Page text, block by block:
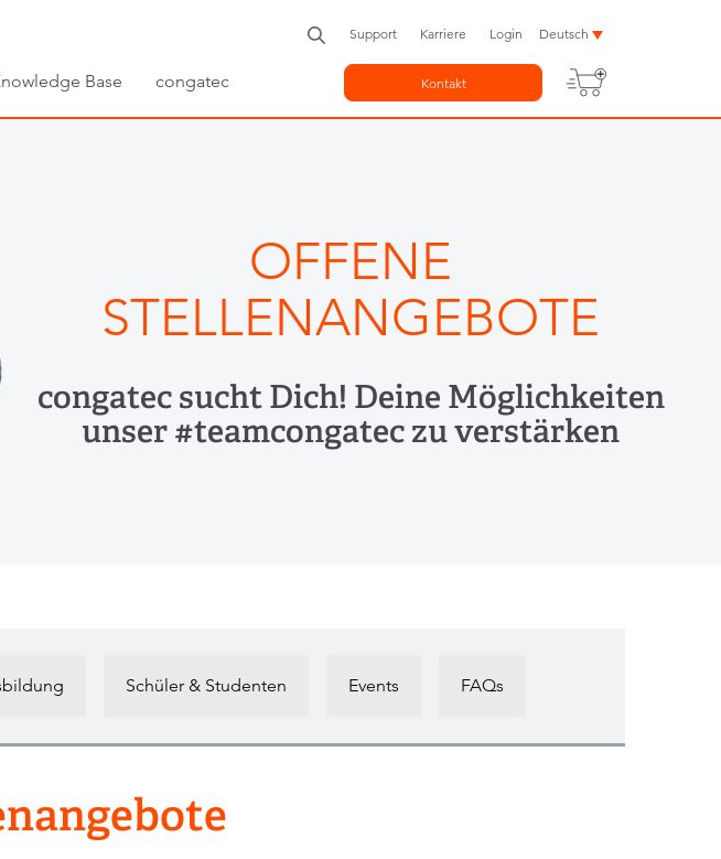
Base congatec
Support Karriere Login Deutsch
Kontakt
OFFENE
STELLENANGEBOTE
congatec sucht Dich! Deine Möglichkeiten
unser #teamcongatec zu verstärken
Schüler & Studenten Events FAQs